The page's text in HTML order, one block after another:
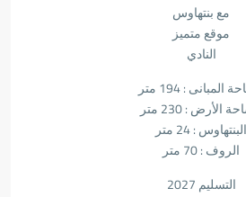
مع بنتهاوس
موقع متميز
النادي
: 194 متر
الأرض : 230 متر
البنتهاوس : 24 متر
الروف : 70 متر
التسليم 2027